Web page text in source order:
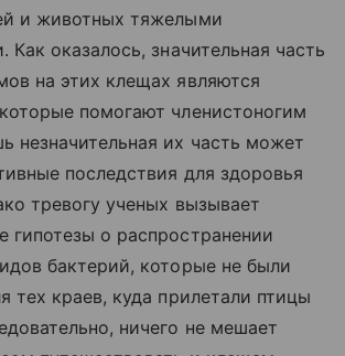
и животных тяжелыми
Как оказалось, значительная часть
на этих клещах являются
помогают членистоногим
незначительная их часть может
последствия для здоровья
тревогу ученых вызывает
гипотезы о распространении
бактерий, которые не были
тех краев, куда прилетали птицы
ничего не мешает